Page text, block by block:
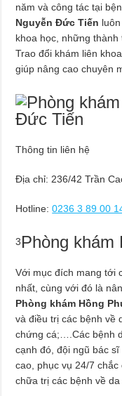
năm và công tác tại
Nguyễn Đức Tiến
khoa học, những thành
Trao đổi khám liên
giúp nâng cao chuyên
Thông tin liên hệ
Địa chỉ: 236/42 Trần
Hotline: 0236 3 89 00
3Phòng
Với mục đích mang tới
nhất, cùng với đó là
Phòng khám Hồng
và điều trị các bệnh về
chứng cá;….Các bệnh
cạnh đó, đội ngũ bác
cao, phục vụ 24/7
chữa trị các bệnh về